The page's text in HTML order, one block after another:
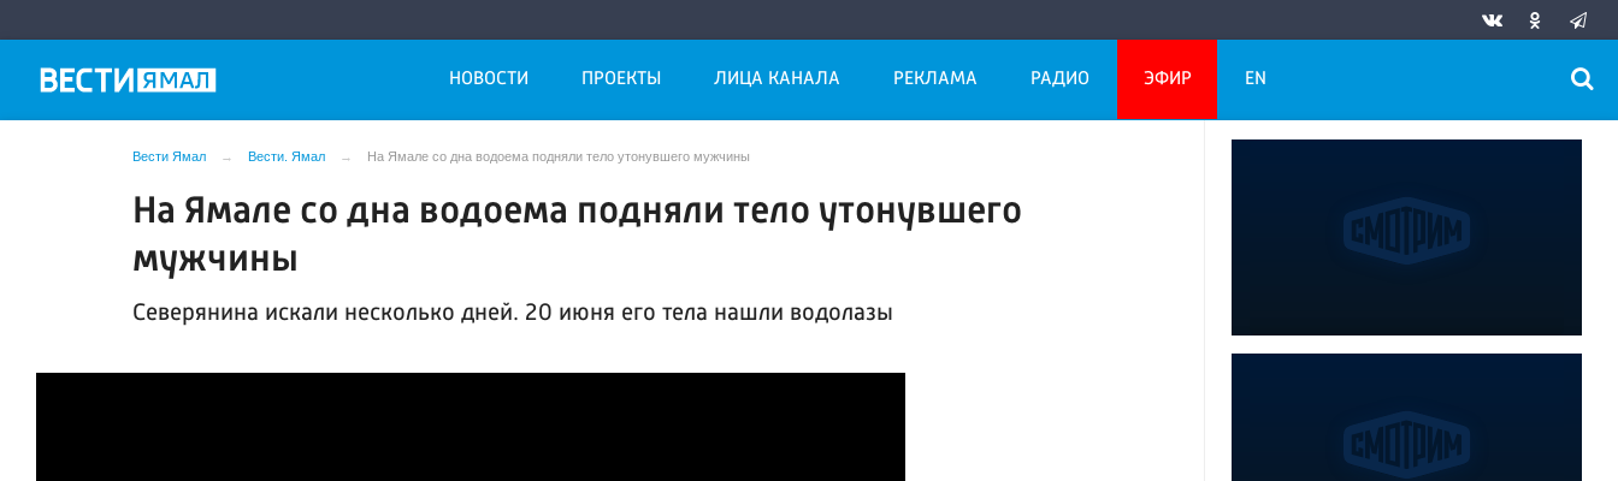
НОВОСТИ ПРОЕКТЫ ЛИЦА КАНАЛА РЕКЛАМА РАДИО ЭФИР EN
Вести Ямал Вести. Ямал На Ямале со дна водоема подняли тело утонувшего мужчины
На Ямале со дна водоема подняли тело утонувшего
мужчины
Северянина искали несколько дней. 20 июня его тела нашли водолазы